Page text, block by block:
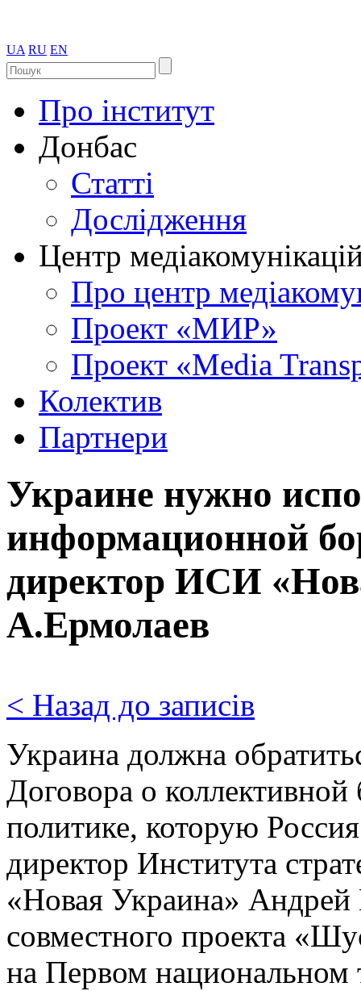
UA RU EN
Про інститут
Донбас
Статті
Дослідження
Центр
Про центр
Проект «МИР»
Проект «Media
Колектив
Партнери
Украине нужно
информационной
директор ИСИ
А.Ермолаев
< Назад до записів
Украина должна
Договора о
политике, которую
директор Института
«Новая Украина» Андрей
совместного проекта
на Первом национальном